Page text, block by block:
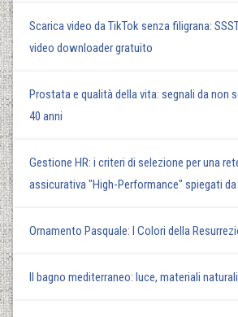
Scarica video da TikTok senza filigrana:
video downloader gratuito
Prostata e qualità della vita: segnali da non
40 anni
Gestione HR: i criteri di selezione per una
assicurativa "High-Performance" spiegati
Ornamento Pasquale: I Colori della
Il bagno mediterraneo: luce, materiali